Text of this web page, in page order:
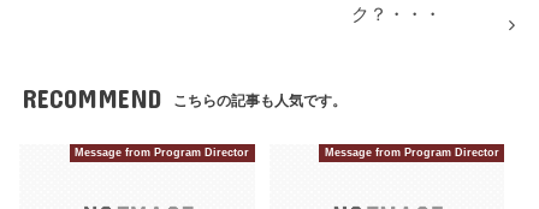
ク？・・・
RECOMMEND こちらの記事も人気です。
Message from Program Director Message from Program Director